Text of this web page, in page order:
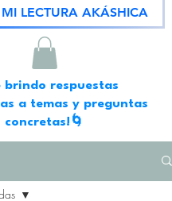
LECTURA AKÁSHICA
brindo respuestas
a temas y preguntas
concretas!🌀